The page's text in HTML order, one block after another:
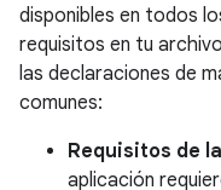
disponibles en todos
requisitos en tu archivo
las declaraciones de
comunes:
Requisitos de
aplicación